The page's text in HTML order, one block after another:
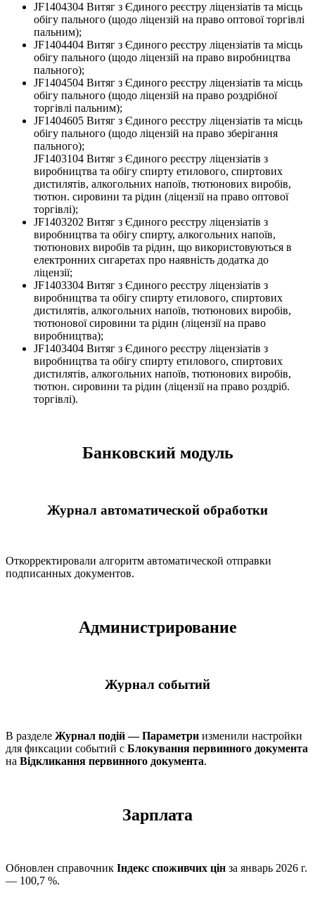
JF1404304 Витяг з Єдиного реєстру ліцензіатів та місць
обігу пального (щодо ліцензій на право оптової торгівлі
пальним);
JF1404404 Витяг з Єдиного реєстру ліцензіатів та місць
обігу пального (щодо ліцензій на право виробництва
пального);
JF1404504 Витяг з Єдиного реєстру ліцензіатів та місць
обігу пального (щодо ліцензій на право роздрібної
торгівлі пальним);
JF1404605 Витяг з Єдиного реєстру ліцензіатів та місць
обігу пального (щодо ліцензій на право зберігання
пального);
JF1403104 Витяг з Єдиного реєстру ліцензіатів з
виробництва та обігу спирту етилового, спиртових
дистилятів, алкогольних напоїв, тютюнових виробів,
тютюн. сировини та рідин (ліцензії на право оптової
торгівлі);
JF1403202 Витяг з Єдиного реєстру ліцензіатів з
виробництва та обігу спирту, алкогольних напоїв,
тютюнових виробів та рідин, що використовуються в
електронних сигаретах про наявність додатка до
ліцензії;
JF1403304 Витяг з Єдиного реєстру ліцензіатів з
виробництва та обігу спирту етилового, спиртових
дистилятів, алкогольних напоїв, тютюнових виробів,
тютюнової сировини та рідин (ліцензії на право
виробництва);
JF1403404 Витяг з Єдиного реєстру ліцензіатів з
виробництва та обігу спирту етилового, спиртових
дистилятів, алкогольних напоїв, тютюнових виробів,
тютюн. сировини та рідин (ліцензії на право роздріб.
торгівлі).
Банковский модуль
Журнал автоматической обработки
Откорректировали алгоритм автоматической отправки
подписанных документов.
Администрирование
Журнал событий
В разделе Журнал подій — Параметри изменили настройки
для фиксации событий с Блокування первинного документа
на Відкликання первинного документа.
Зарплата
Обновлен справочник Індекс споживчих цін за январь 2026 г.
— 100,7 %.